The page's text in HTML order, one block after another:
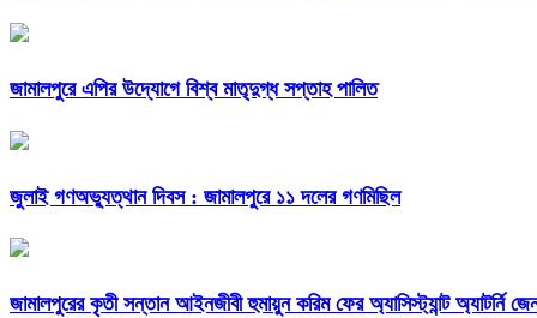
জামালপুরে এপির উদ্যোগে বিশ্ব মাতৃদুগ্ধ সপ্তাহ পালিত
জুলাই গণঅভ্যুত্থান দিবস : জামালপুরে ১১ দলের গণমিছিল
জামালপুরের কৃতী সন্তান আইনজীবী হুমায়ুন করিম ফের অ্যাসিস্ট্যান্ট অ্যাটর্নি